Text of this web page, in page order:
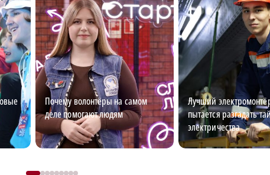
Почему волонтёры на самом
деле помогают людям
Лучший
пытается разгадать
электричества